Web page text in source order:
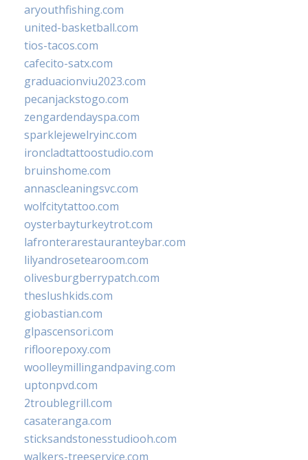
aryouthfishing.com
united-basketball.com
tios-tacos.com
cafecito-satx.com
graduacionviu2023.com
pecanjackstogo.com
zengardendayspa.com
sparklejewelryinc.com
ironcladtattoostudio.com
bruinshome.com
annascleaningsvc.com
wolfcitytattoo.com
oysterbayturkeytrot.com
lafronterarestauranteybar.com
lilyandrosetearoom.com
olivesburgberrypatch.com
theslushkids.com
giobastian.com
glpascensori.com
rifloorepoxy.com
woolleymillingandpaving.com
uptonpvd.com
2troublegrill.com
casateranga.com
sticksandstonesstudiooh.com
walkers-treeservice.com